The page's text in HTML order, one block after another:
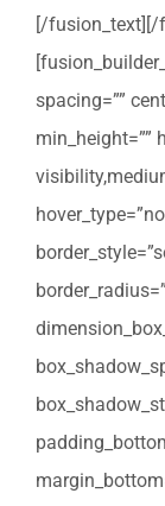
[/fusion_text][/
spacing=””
min_height=””